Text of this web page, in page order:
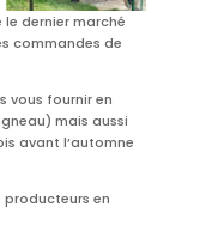
dernier marché
commandes de
vous fournir en
mais aussi
avant l’automne
producteurs en